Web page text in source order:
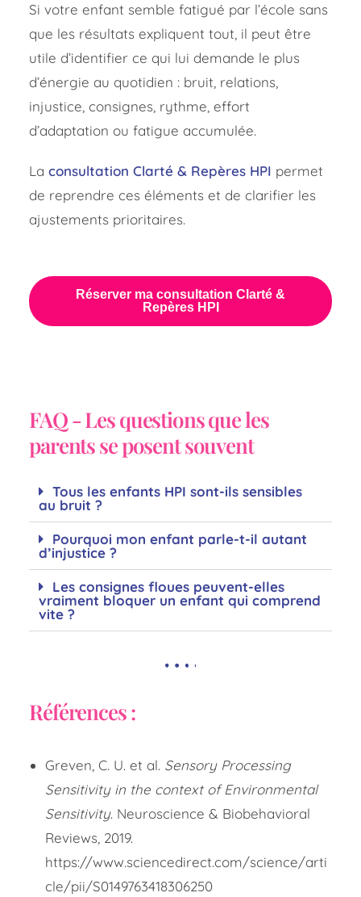
Si votre enfant semble fatigué par l’école sans
que les résultats expliquent tout, il peut être
utile d’identifier ce qui lui demande le plus
d’énergie au quotidien : bruit, relations,
injustice, consignes, rythme, effort
d’adaptation ou fatigue accumulée.
Laconsultation Clarté & Repères HPI permet
de reprendre ces éléments et de clarifier les
ajustements prioritaires.
Réserver ma consultation Clarté &
Repères HPI
FAQ - Les questions que les
parents se posent souvent
Tous les enfants HPI sont-ils sensibles
au bruit ?
Pourquoi mon enfant parle-t-il autant
d’injustice ?
Les consignes floues peuvent-elles
vraiment bloquer un enfant qui comprend
vite ?
Références :
Greven, C. U. et al. Sensory Processing
Sensitivity in the context of Environmental
Sensitivity. Neuroscience & Biobehavioral
Reviews, 2019.
https://www.sciencedirect.com/science/arti
cle/pii/S0149763418306250